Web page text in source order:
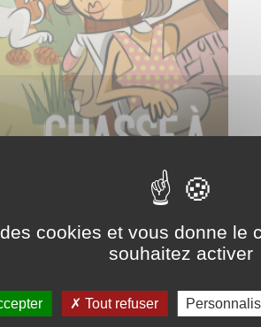
le numéro
le bulletinet en l'envoyant
cookies et vous donne le
souhaitez activer
Tout refuser